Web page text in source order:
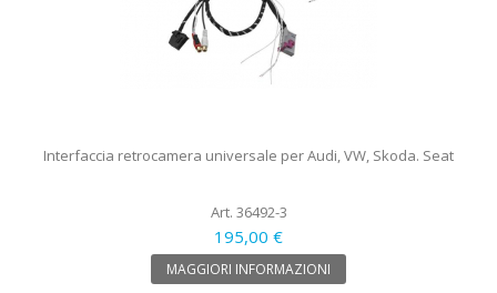
Interfaccia retrocamera universale per Audi, VW, Skoda. Seat
Art. 36492-3
195,00 €
MAGGIORI INFORMAZIONI